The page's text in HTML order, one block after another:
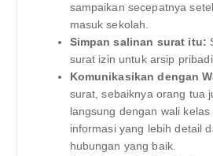
sampaikan secepatnya
masuk sekolah.
Simpan salinan surat itu:
surat izin untuk arsip
Komunikasikan dengan
surat, sebaiknya orang tua
langsung dengan wali
informasi yang lebih detail
hubungan yang baik.